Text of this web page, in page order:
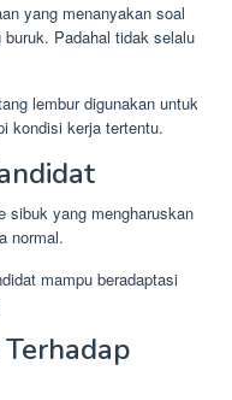
yang menanyakan soal
Padahal tidak selalu
lembur digunakan untuk
kondisi kerja tertentu.
sibuk yang mengharuskan
normal.
mampu beradaptasi